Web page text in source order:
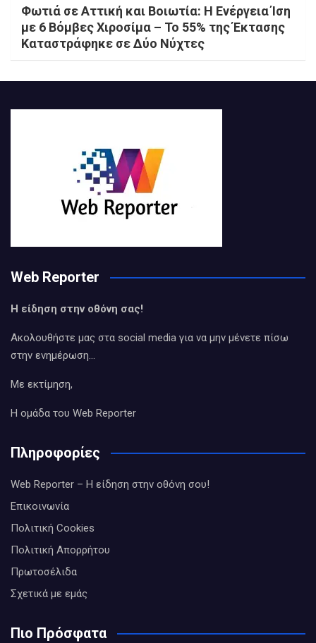
Φωτιά σε Αττική και Βοιωτία: Η Ενέργεια Ίση
με 6 Βόμβες Χιροσίμα – Το 55% της Έκτασης
Καταστράφηκε σε Δύο Νύχτες
Web Reporter
Η είδηση στην οθόνη σας!
Ακολουθήστε μας στα social media για να μην μένετε πίσω
στην ενημέρωση…
Με εκτίμηση,
Η ομάδα του Web Reporter
Πληροφορίες
Web Reporter – Η είδηση στην οθόνη σου!
Επικοινωνία
Πολιτική Cookies
Πολιτική Απορρήτου
Πρωτοσέλιδα
Σχετικά με εμάς
Πιο Πρόσφατα